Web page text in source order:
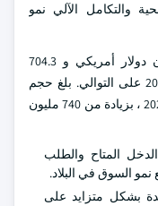
والتكامل الآلي نمو
بلغت قيمة السوق الأمريكية 673.4 مليون دولار أمريكي و 704.3
مليون دولار أمريكي في عامي 2021 و 2022 على التوالي. بلغ حجم
السوق 779 مليون دولار أمريكي في عام 2024 ، بزيادة من 740 مليون
المتاح والطلب
السوق في البلاد.
بشكل متزايد على